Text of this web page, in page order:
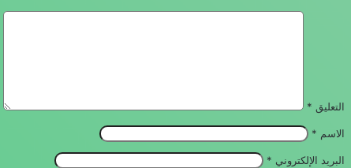
التعليق *
الاسم *
البريد الإلكتروني *